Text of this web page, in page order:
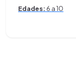
Edades: 6 a 10